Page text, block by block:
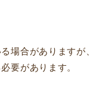
場合がありますが、
要があります。